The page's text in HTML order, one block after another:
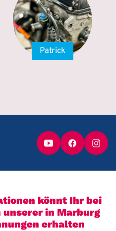
Patrick
könnt Ihr bei
unserer in Marburg
erhalten